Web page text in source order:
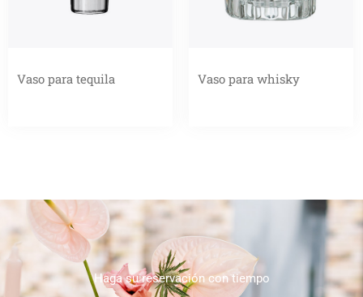
Vaso para tequila Vaso para whisky
Haga su reservación con tiempo